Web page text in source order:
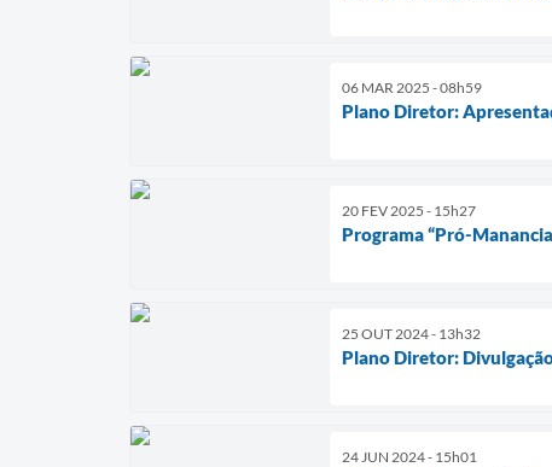
06 MAR 2025 - 08h59
Plano Diretor:
20 FEV 2025 - 15h27
Programa “Pró-
25 OUT 2024 - 13h32
Plano Diretor:
24 JUN 2024 - 15h01